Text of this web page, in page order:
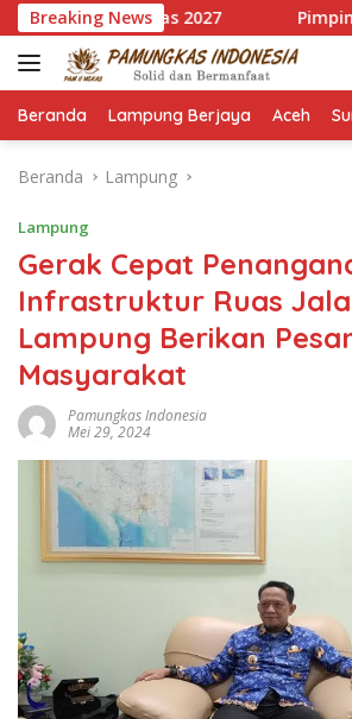
Langsung
ke
konten
Breaking News
2027 Pimpin HKTI
Beranda Lampung Berjaya Aceh
Beranda Lampung
Lampung
Gerak Cepat
Infrastruktur Ruas
Lampung Berikan
Masyarakat
Pamungkas Indonesia
Mei 29, 2024